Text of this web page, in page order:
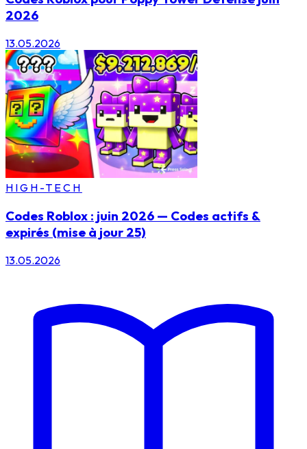
2026
13.05.2026
HIGH-TECH
Codes Roblox : juin 2026 — Codes actifs &
expirés (mise à jour 25)
13.05.2026